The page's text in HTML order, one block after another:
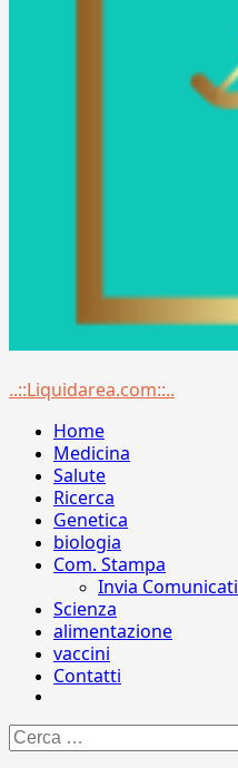
Menu
..::Liquidarea.com::..
Home
Medicina
Salute
Ricerca
Genetica
biologia
Com. Stampa
Invia Comunicati
Scienza
alimentazione
vaccini
Contatti
Ricerca
per: